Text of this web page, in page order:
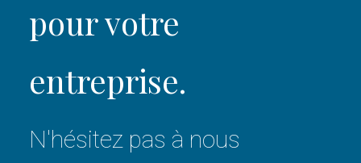
pour votre
entreprise.
N'hésitez pas à nous